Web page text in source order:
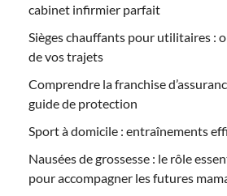
cabinet infirmier parfait
Sièges chauffants pour utilitaires :
de vos trajets
Comprendre la franchise
guide de protection
Sport à domicile : entraînements
Nausées de grossesse : le rôle
pour accompagner les futures